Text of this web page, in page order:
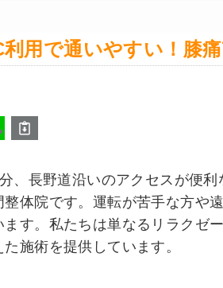
利用で通いやすい！膝
、長野道沿いのアクセスが便
体院です。運転が苦手な方や
す。私たちは単なるリラクゼ
施術を提供しています。